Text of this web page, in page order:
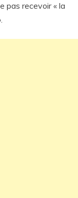
pas recevoir « la